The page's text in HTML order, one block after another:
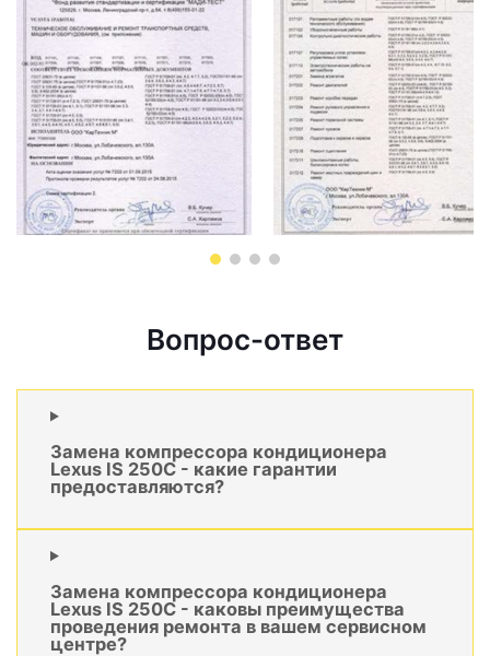
Вопрос-ответ
Замена компрессора кондиционера
Lexus IS 250C - какие гарантии
предоставляются?
Замена компрессора кондиционера
Lexus IS 250C - каковы преимущества
проведения ремонта в вашем сервисном
центре?